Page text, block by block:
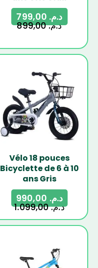
د.م.899,00
د.م.
Vélo 18 pouces
Bicyclette de 6 à 10
ans Gris
د.م.1.099,00
د.م.